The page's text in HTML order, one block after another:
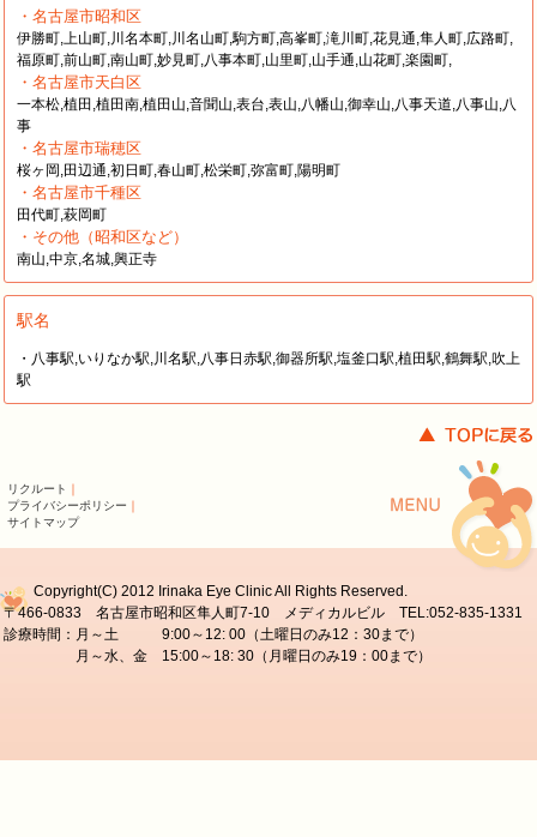
・名古屋市昭和区
伊勝町,上山町,川名本町,川名山町,駒方町,高峯町,滝川町,花見通,隼人町,広路町,
福原町,前山町,南山町,妙見町,八事本町,山里町,山手通,山花町,楽園町,
・名古屋市天白区
一本松,植田,植田南,植田山,音聞山,表台,表山,八幡山,御幸山,八事天道,八事山,八
事
・名古屋市瑞穂区
桜ヶ岡,田辺通,初日町,春山町,松栄町,弥富町,陽明町
・名古屋市千種区
田代町,萩岡町
・その他（昭和区など）
南山,中京,名城,興正寺
駅名
・八事駅,いりなか駅,川名駅,八事日赤駅,御器所駅,塩釜口駅,植田駅,鶴舞駅,吹上
駅
リクルート
プライバシーポリシー
サイトマップ
Copyright(C) 2012 Irinaka Eye Clinic All Rights Reserved.
〒466-0833 名古屋市昭和区隼人町7-10 メディカルビル TEL:052-835-1331
診療時間：月～土 9:00～12: 00（土曜日のみ12：30まで）
月～水、金 15:00～18: 30（月曜日のみ19：00まで）